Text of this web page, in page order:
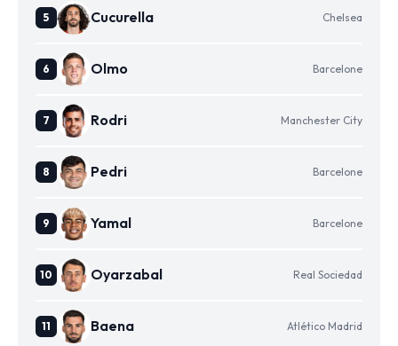
Cucurella Chelsea
Olmo Barcelone
Rodri Manchester City
Pedri Barcelone
Yamal Barcelone
Oyarzabal Real Sociedad
Baena Atlético Madrid